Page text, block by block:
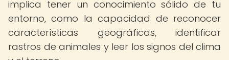
implica tener un conocimiento sólido de tu
entorno, como la capacidad de reconocer
características geográficas, identificar
rastros de animales y leer los signos del clima